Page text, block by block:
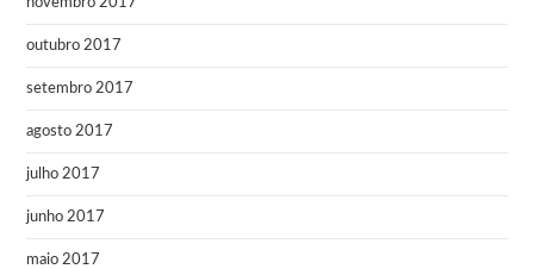
outubro 2017
setembro 2017
agosto 2017
julho 2017
junho 2017
maio 2017